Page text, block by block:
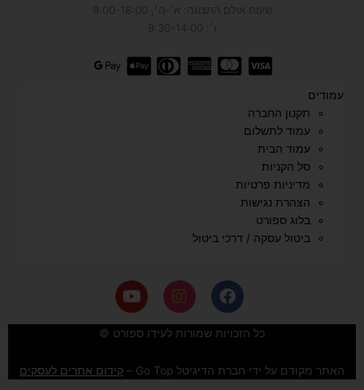
שעות אולם התצוגה: א׳-ה׳, 9:00-18:00
ו׳: 9:30-14:00
עמודים
תקנון החברה
עמוד לתשלום
עמוד הבית
סל הקניות
מדיניות פרטיות
הצהרת נגישות
בלוג ספורט
ביטול עסקה / דרכי ביטול
F
a
c
e
o
o
I
n
s
t
g
r
Y
o
u
t
b
e
כל הזכויות שמורות לעידו ספורט ©
האתר מקודם על ידי חברת הדיגיטל Go Top – קידום אתרים לעסקים